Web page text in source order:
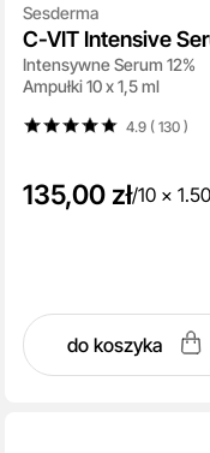
wysyłane i
momentu złożenia.
przeczytaj więcej
Sesderma
C-VIT Intensive
Intensywne Serum 12%
Ampułki 10 x 1,5 ml
4.9 ( 130)
135,00 zł/10 x
do koszyka